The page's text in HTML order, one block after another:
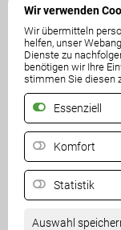
Wir verwenden
Wir übermitteln
helfen, unser
Dienste zu
benötigen wir Ihre
stimmen Sie diesen
Essenziell
Komfort
Statistik
Auswahl
des Landes zu
notwendig“, fordert
Diese
ÖVP-Landesrat
Landtages auf
Abstimmung mit
Rechtssicherheit
Aussagen
Klagenfurt
komplett
Unwahrheit
nächsten